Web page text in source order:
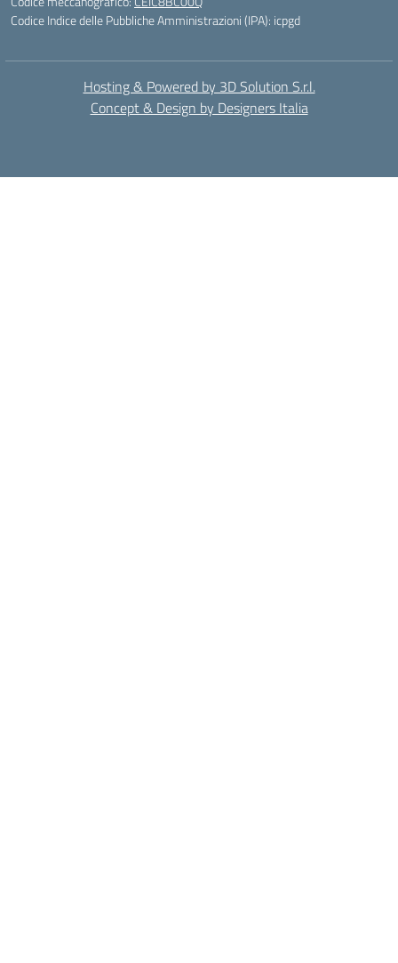
Codice Indice delle Pubbliche Amministrazioni (IPA): icpgd
Hosting & Powered by 3D Solution S.r.l.
Concept & Design by Designers Italia